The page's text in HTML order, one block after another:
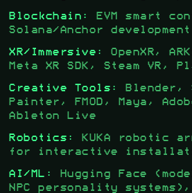
Blockchain:
EVM smart
Solana/Anchor development
XR/Immersive:
OpenXR,
Meta XR SDK, Steam VR,
Creative Tools:
Blender,
Painter, FMOD, Maya,
Ableton Live
Robotics:
KUKA robotic
for interactive
AI/ML:
Hugging Face
NPC personality